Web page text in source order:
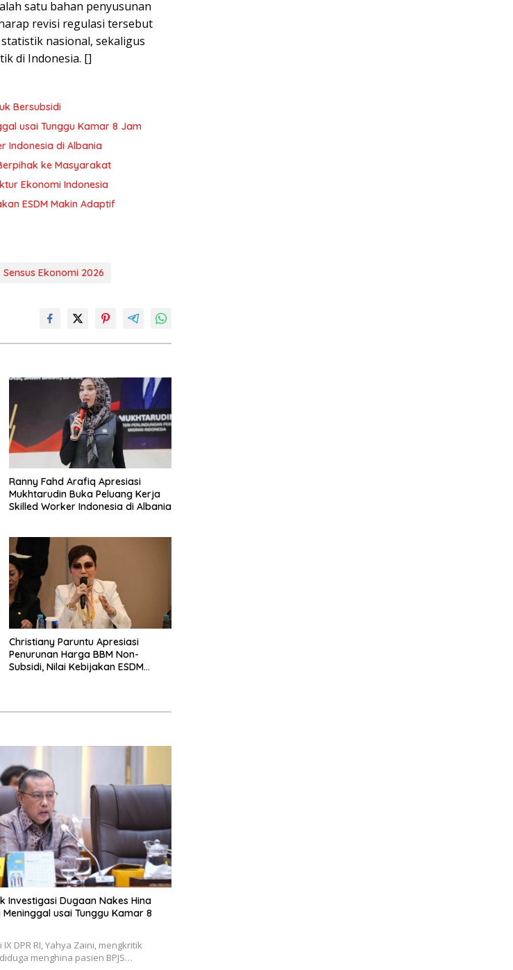
satu bahan penyusunan
revisi regulasi tersebut
nasional, sekaligus
di Indonesia. []
Bersubsidi
usai Tunggu Kamar 8 Jam
Indonesia di Albania
ke Masyarakat
Ekonomi Indonesia
ESDM Makin Adaptif
Sensus Ekonomi 2026
Ranny Fahd Arafiq Apresiasi
Mukhtarudin Buka Peluang Kerja
Skilled Worker Indonesia di Albania
Christiany Paruntu Apresiasi
Penurunan Harga BBM Non-
Subsidi, Nilai Kebijakan ESDM
Investigasi Dugaan Nakes Hina
Meninggal usai Tunggu Kamar 8
IX DPR RI, Yahya Zaini, mengkritik
menghina pasien BPJS…